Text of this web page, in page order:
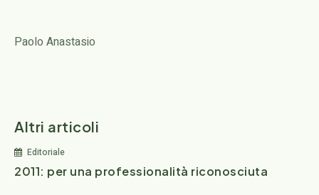
Paolo Anastasio
Altri articoli
Editoriale
2011: per una professionalità riconosciuta